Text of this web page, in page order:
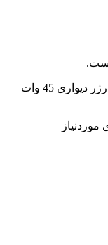
اولین کسی باشید که دیدگاهی می نویسد “شارژر دیواری 45 وات